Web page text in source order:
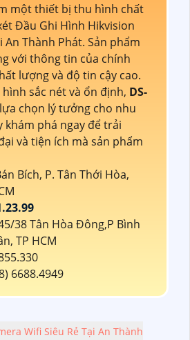
một thiết bị thu hình chất
Đầu Ghi Hình Hikvision
An Thành Phát. Sản phẩm
với thông tin của chính
lượng và độ tin cậy cao.
sắc nét và ổn định, DS-
chọn lý tưởng cho nhu
khám phá ngay để trải
và tiện ích mà sản phẩm
Bích, P. Tân Thới Hòa,
38 Tân Hòa Đông,P Bình
TP HCM
6688.4949
Wifi Siêu Rẻ Tại An Thành